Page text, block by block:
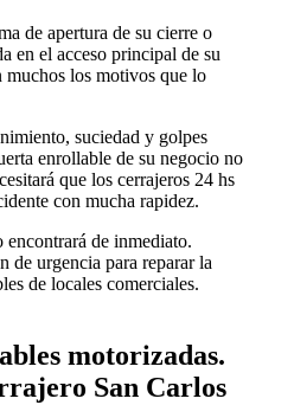
de apertura de su cierre o
en el acceso principal de su
muchos los motivos que lo
suciedad y golpes
enrollable de su negocio no
que los cerrajeros 24 hs
con mucha rapidez.
de inmediato.
de urgencia para reparar la
de locales comerciales.
motorizadas.
San Carlos